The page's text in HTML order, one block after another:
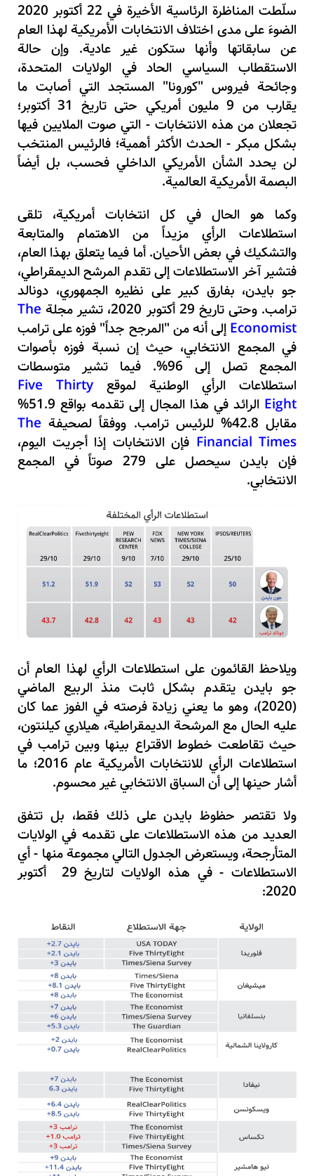
سلّطت المناظرة الرئاسية الأخيرة في 22 أكتوبر 2020
الضوءَ على مدى اختلاف الانتخابات الأمريكية لهذا العام
عن سابقاتها وأنها ستكون غير عادية. وإن حالة
الاستقطاب السياسي الحاد في الولايات المتحدة،
وجائحة فيروس "كورونا" المستجد التي أصابت ما
يقارب من 9 مليون أمريكي حتى تاريخ
31أكتوبر؛
تجعلان من هذه الانتخابات - التي صوت الملايين فيها
بشكل مبكر - الحدث الأكثر أهمية؛ فالرئيس المنتخب
لن يحدد الشأن الأمريكي الداخلي فحسب، بل أيضاً
البصمة الأمريكية العالمية.
وكما هو الحال في كل انتخابات أمريكية، تلقى
استطلاعات الرأي مزيداً من الاهتمام والمتابعة
والتشكيك في بعض الأحيان. أما فيما يتعلق بهذا العام،
فتشير آخر الاستطلاعات إلى تقدم المرشح الديمقراطي،
جو بايدن، بفارق كبير على نظيره الجمهوري، دونالد
ترامب. وحتى تاريخ 29 أكتوبر 2020، تشير مجلة
The
Economist إلى أنه من "المرجح جداً" فوزه على ترامب
في المجمع الانتخابي، حيث إن نسبة فوزه بأصوات
المجمع تصل إلى 96%. فيما تشير متوسطات
استطلاعات الرأي الوطنية لموقع Five Thirty
Eight الرائد في هذا المجال إلى تقدمه بواقع 51.9
%
مقابل 42.8% للرئيس ترامب. ووفقاً لصحيفة
The
Financial Times فإن الانتخابات إذا أجريت اليوم،
فإن بايدن سيحصل على 279 صوتاً في المجمع
الانتخابي.
ويلاحظ القائمون على استطلاعات الرأي لهذا العام أن
جو بايدن يتقدم بشكل ثابت منذ الربيع الماضي
(2020)، وهو ما يعني زيادة فرصته في الفوز عما كان
عليه الحال مع المرشحة الديمقراطية، هيلاري كيلنتون،
حيث تقاطعت خطوط الاقتراع بينها وبين ترامب في
استطلاعات الرأي للانتخابات الأمريكية عام 2016؛ ما
أشار حينها إلى أن السباق الانتخابي غير محسوم.
ولا تقتصر حظوظ بايدن على ذلك فقط، بل تتفق
العديد من هذه الاستطلاعات على تقدمه في الولايات
المتأرجحة، ويستعرض الجدول التالي مجموعة منها - أي
الاستطلاعات - في هذه الولايات لتاريخ 29 أكتوبر
2020: